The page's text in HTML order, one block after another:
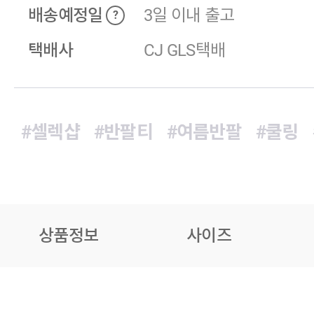
배송예정일
?
3일 이내 출고
택배사
CJ GLS택배
#셀렉샵 #반팔티 #여름반팔 #쿨링
상품정보 사이즈